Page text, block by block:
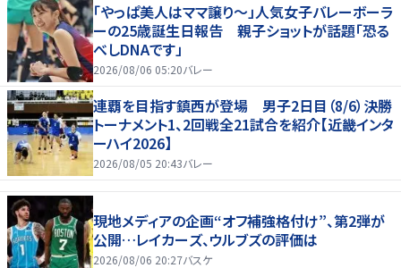
「やっぱ美人はママ譲り～」人気女子バレーボーラ
ーの25歳誕生日報告 親子ショットが話題「恐る
べしDNAです」
2026/08/06 05:20バレー
連覇を目指す鎮西が登場 男子2日目（8/6）決勝
トーナメント1、2回戦全21試合を紹介【近畿インタ
ーハイ2026】
2026/08/05 20:43バレー
現地メディアの企画“オフ補強格付け”、第2弾が
公開…レイカーズ、ウルブズの評価は
2026/08/06 20:27バスケ